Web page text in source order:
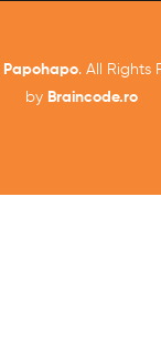
Papohapo. All Rights
by Braincode.ro